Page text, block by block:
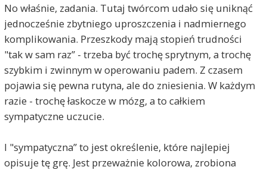
No właśnie, zadania. Tutaj twórcom udało się uniknąć
jednocześnie zbytniego uproszczenia i nadmiernego
komplikowania. Przeszkody mają stopień trudności
"tak w sam raz” - trzeba być trochę sprytnym, a trochę
szybkim i zwinnym w operowaniu padem. Z czasem
pojawia się pewna rutyna, ale do zniesienia. W każdym
razie - trochę łaskocze w mózg, a to całkiem
sympatyczne uczucie.
I "sympatyczna” to jest określenie, które najlepiej
opisuje tę grę. Jest przeważnie kolorowa, zrobiona